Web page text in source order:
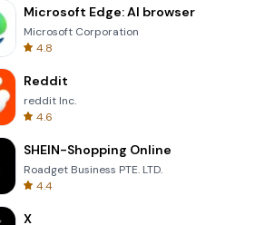
Microsoft Edge: AI browser
Microsoft Corporation
4.8
Reddit
reddit Inc.
4.6
SHEIN-Shopping Online
Roadget Business PTE. LTD.
4.4
X